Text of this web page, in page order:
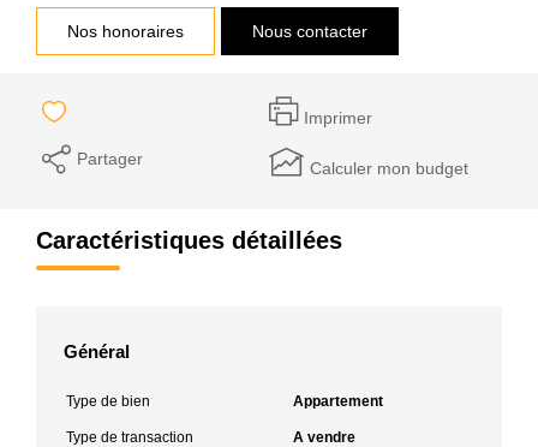
Nos honoraires Nous contacter
Imprimer
Partager Calculer mon budget
Caractéristiques détaillées
Général
Type de bien Appartement
Type de transaction A vendre